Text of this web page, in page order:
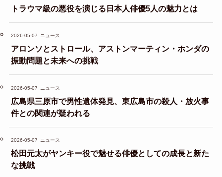
トラウマ級の悪役を演じる日本人俳優5人の魅力とは
2026-05-07 ニュース
アロンソとストロール、アストンマーティン・ホンダの
振動問題と未来への挑戦
2026-05-07 ニュース
広島県三原市で男性遺体発見、東広島市の殺人・放火事
件との関連が疑われる
2026-05-07 ニュース
松田元太がヤンキー役で魅せる俳優としての成長と新た
な挑戦